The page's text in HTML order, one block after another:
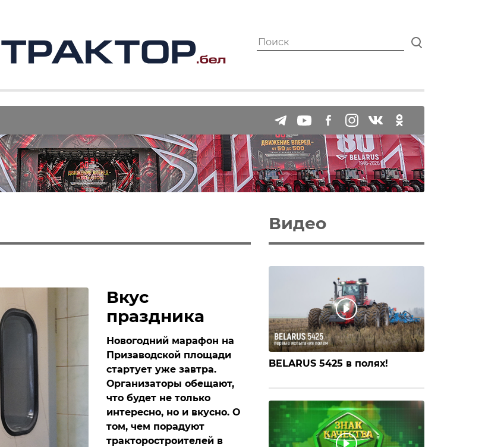
Вкус
праздника
Новогодний марафон на
Призаводской площади
стартует уже завтра.
Организаторы обещают,
что будет не только
интересно, но и вкусно. О
том, чем порадуют
тракторостроителей в
Видео
BELARUS 5425 в полях!